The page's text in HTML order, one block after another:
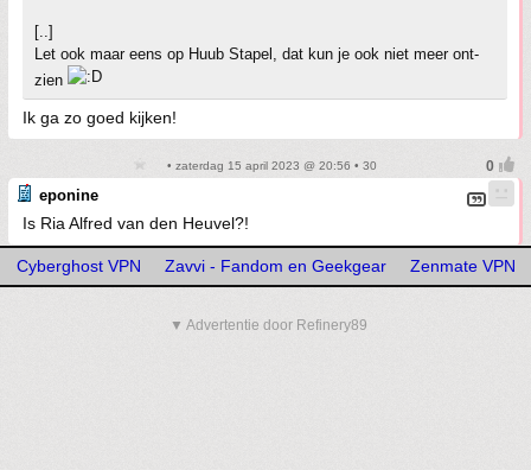
[..]
Let ook maar eens op Huub Stapel, dat kun je ook niet meer ont-
zien
Ik ga zo goed kijken!
• zaterdag 15 april 2023 @ 20:56 • 30
eponine
Is Ria Alfred van den Heuvel?!
Cyberghost VPN Zavvi - Fandom en Geekgear Zenmate VPN
▼ Advertentie door Refinery89